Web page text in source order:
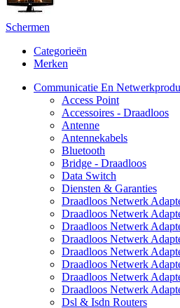
Schermen
Categorieën
Merken
Communicatie En
Access Point
Accessoires - Draadloos
Antenne
Antennekabels
Bluetooth
Bridge - Draadloos
Data Switch
Diensten & Garanties
Draadloos Netwerk
Draadloos Netwerk
Draadloos Netwerk
Draadloos Netwerk
Draadloos Netwerk
Draadloos Netwerk
Draadloos Netwerk
Draadloos Netwerk
Dsl & Isdn Routers